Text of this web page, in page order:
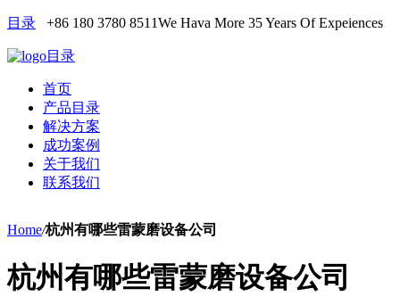
目录 +86 180 3780 8511We Hava More 35 Years Of Expeiences
目录
首页
产品目录
解决方案
成功案例
关于我们
联系我们
Home/杭州有哪些雷蒙磨设备公司
杭州有哪些雷蒙磨设备公司